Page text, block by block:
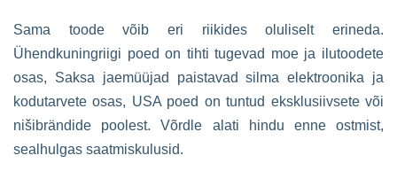
Sama toode võib eri riikides oluliselt erineda.
Ühendkuningriigi poed on tihti tugevad moe ja ilutoodete
osas, Saksa jaemüüjad paistavad silma elektroonika ja
kodutarvete osas, USA poed on tuntud eksklusiivsete või
nišibrändide poolest. Võrdle alati hindu enne ostmist,
sealhulgas saatmiskulusid.